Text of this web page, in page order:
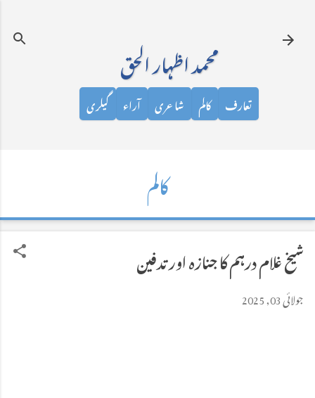
محمد اظہار الحق
تعارف کالم شاعری آراء گیلری
کالم
شیخ غلام درہم کا جنازہ اور تدفین
جولائی 03, 2025